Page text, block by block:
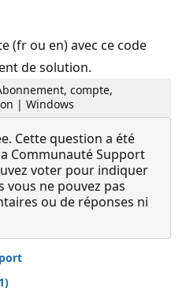
(fr ou en) avec ce code
de solution.
compte,
| Windows
Cette question a été
Communauté Support
voter pour indiquer
vous ne pouvez pas
ou de réponses ni